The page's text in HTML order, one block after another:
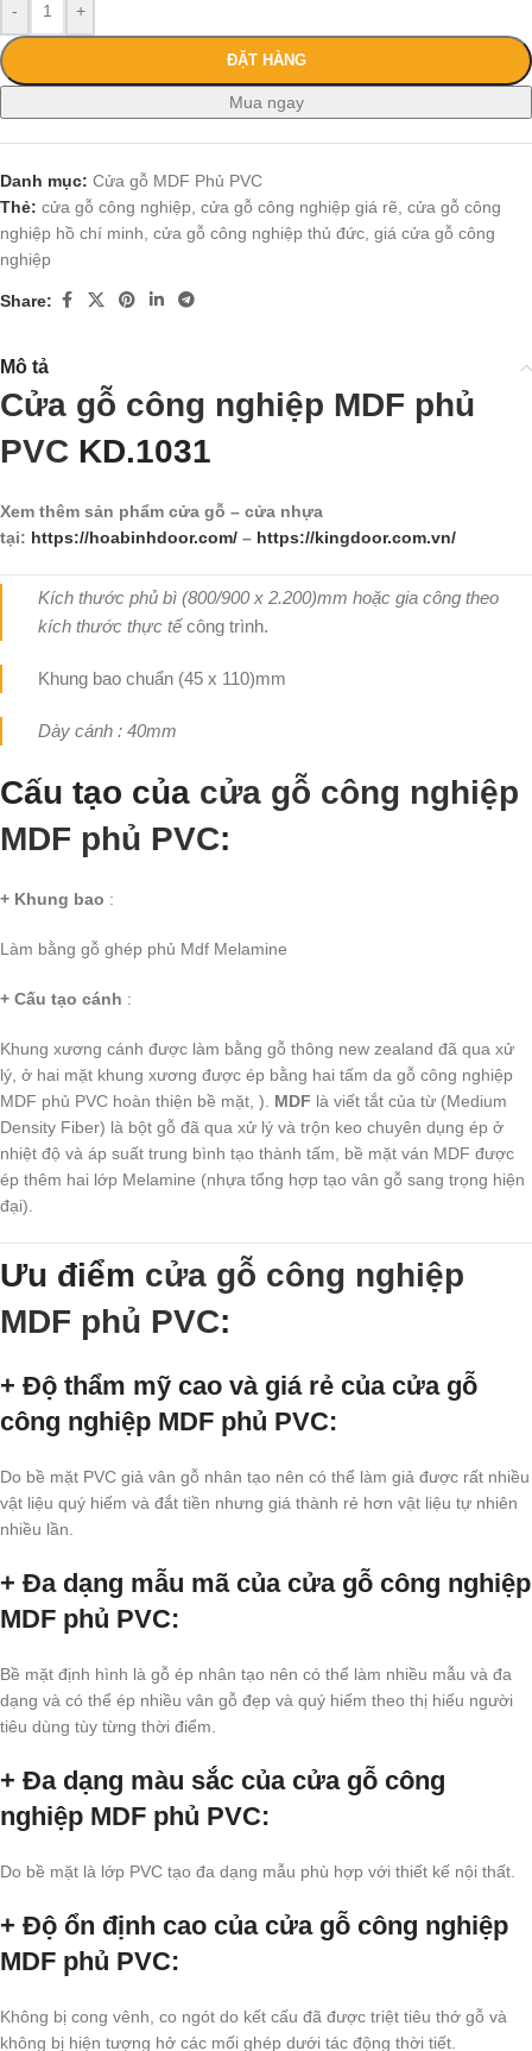
- +
ĐẶT HÀNG
Mua ngay
Danh mục: Cửa gỗ MDF Phủ PVC
Thẻ: cửa gỗ công nghiệp cửa gỗ công nghiệp giá rẽ cửa gỗ công
nghiệp hồ chí minh cửa gỗ công nghiệp thủ đức giá cửa gỗ công
nghiệp
Share:
Mô tả
Cửa gỗ công nghiệp MDF phủ
PVC KD.1031
Xem thêm sản phẩm cửa gỗ – cửa nhựa
tại: https://hoabinhdoor.com/ – https://kingdoor.com.vn/
Kích thước phủ bì (800/900 x 2.200)mm hoặc gia công theo
kích thước thực tếcông trình.
Khung bao chuẩn (45 x 110)mm
Dày cánh : 40mm
Cấu tạo của cửa gỗ công nghiệp
MDF phủ PVC:
+ Khung bao :
Làm bằng gỗ ghép phủ Mdf Melamine
+ Cấu tạo cánh :
Khung xương cánh được làm bằng gỗ thông new zealand đã qua xử
lý, ở hai mặt khung xương được ép bằng hai tấm da gỗ công nghiệp
MDF phủ PVC hoàn thiện bề mặt, ). MDF là viết tắt của từ (Medium
Density Fiber) là bột gỗ đã qua xử lý và trộn keo chuyên dụng ép ở
nhiệt độ và áp suất trung bình tạo thành tấm, bề mặt ván MDF được
ép thêm hai lớp Melamine (nhựa tổng hợp tạo vân gỗ sang trọng hiện
đại).
Ưu điểm cửa gỗ công nghiệp
MDF phủ PVC:
+ Độ thẩm mỹ cao và giá rẻ của cửa gỗ
công nghiệp MDF phủ PVC:
Do bề mặt PVC giả vân gỗ nhân tạo nên có thể làm giả được rất nhiều
vật liệu quý hiếm và đắt tiền nhưng giá thành rẻ hơn vật liệu tự nhiên
nhiều lần.
+ Đa dạng mẫu mã của cửa gỗ công nghiệp
MDF phủ PVC:
Bề mặt định hình là gỗ ép nhân tạo nên có thể làm nhiều mẫu và đa
dạng và có thể ép nhiều vân gỗ đẹp và quý hiếm theo thị hiếu người
tiêu dùng tùy từng thời điểm.
+ Đa dạng màu sắc của cửa gỗ công
nghiệp MDF phủ PVC:
Do bề mặt là lớp PVC tạo đa dạng mẫu phù hợp với thiết kế nội thất.
+ Độ ổn định cao của cửa gỗ công nghiệp
MDF phủ PVC:
Không bị cong vênh, co ngót do kết cấu đã được triệt tiêu thớ gỗ và
không bị hiện tượng hở các mối ghép dưới tác động thời tiết.